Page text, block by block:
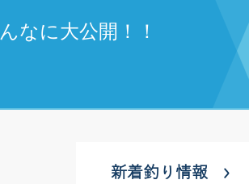
なに大公開！！
新着釣り情報